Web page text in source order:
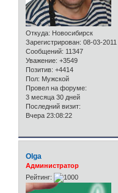
Откуда: Новосибирск
Зарегистрирован: 08-03-2011
Сообщений: 11347
Уважение: +3549
Позитив: +4414
Пол: Мужской
Провел на форуме:
3 месяца 30 дней
Последний визит:
Вчера 23:08:22
Olga
Администратор
Рейтинг: